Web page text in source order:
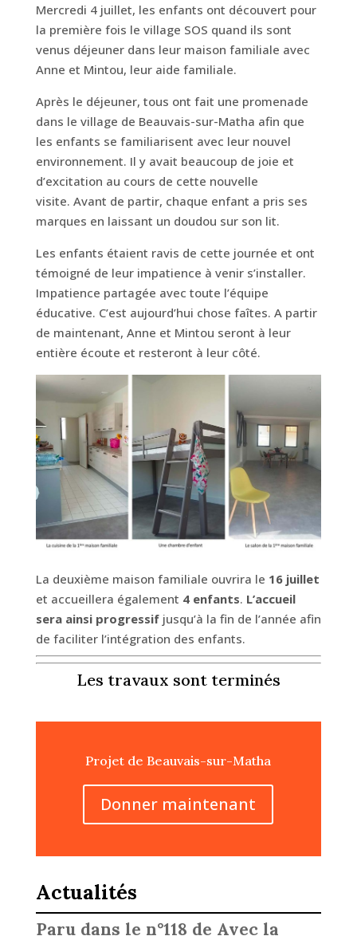
Mercredi 4 juillet, les enfants ont découvert pour
la première fois le village SOS quand ils sont
venus déjeuner dans leur maison familiale avec
Anne et Mintou, leur aide familiale.
Après le déjeuner, tous ont fait une promenade
dans le village de Beauvais-sur-Matha afin que
les enfants se familiarisent avec leur nouvel
environnement. Il y avait beaucoup de joie et
d’excitation au cours de cette nouvelle
visite. Avant de partir, chaque enfant a pris ses
marques en laissant un doudou sur son lit.
Les enfants étaient ravis de cette journée et ont
témoigné de leur impatience à venir s’installer.
Impatience partagée avec toute l’équipe
éducative. C’est aujourd’hui chose faîtes. A partir
de maintenant, Anne et Mintou seront à leur
entière écoute et resteront à leur côté.
La deuxième maison familiale ouvrira le 16 juillet
et accueillera également 4 enfants. L’accueil
sera ainsi progressif jusqu’à la fin de l’année afin
de faciliter l’intégration des enfants.
Les travaux sont terminés
Projet de Beauvais-sur-Matha
Donner maintenant
Actualités
Paru dans le n°118 de Avec la